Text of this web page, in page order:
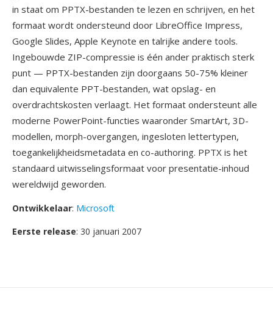
in staat om PPTX-bestanden te lezen en schrijven, en het
formaat wordt ondersteund door LibreOffice Impress,
Google Slides, Apple Keynote en talrijke andere tools.
Ingebouwde ZIP-compressie is één ander praktisch sterk
punt — PPTX-bestanden zijn doorgaans 50-75% kleiner
dan equivalente PPT-bestanden, wat opslag- en
overdrachtskosten verlaagt. Het formaat ondersteunt alle
moderne PowerPoint-functies waaronder SmartArt, 3D-
modellen, morph-overgangen, ingesloten lettertypen,
toegankelijkheidsmetadata en co-authoring. PPTX is het
standaard uitwisselingsformaat voor presentatie-inhoud
wereldwijd geworden.
Ontwikkelaar: Microsoft
Eerste release: 30 januari 2007